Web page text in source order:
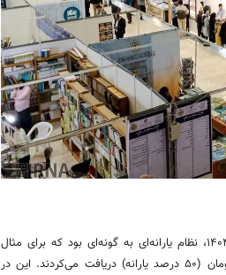
در بررسی تطبیقی با سال‌های گذشته، مشاهده می‌شود که در سال ۱۴۰۴، نظام یارانه‌ای به گونه‌ای بود که برای مثال
دانشجویان با پرداخت ۵۰۰ هزار تومان، اعتباری معادل یک میلیون تومان (۵۰ درصد یارانه) دریافت می‌کردند. این در